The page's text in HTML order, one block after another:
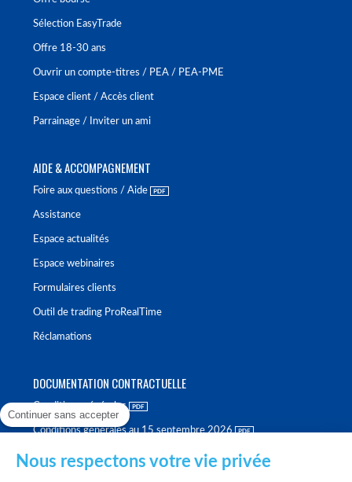
Sélection EasyTrade
Offre 18-30 ans
Ouvrir un compte-titres / PEA / PEA-PME
Espace client / Accès client
Parrainage / Inviter un ami
AIDE & ACCOMPAGNEMENT
Foire aux questions / Aide
Assistance
Espace actualités
Espace webinaires
Formulaires clients
Outil de trading ProRealTime
Réclamations
DOCUMENTATION CONTRACTUELLE
Conditions générales
Conditions générales au 15 septembre 2026
Continuer sans accepter
Nous respectons votre vie privée